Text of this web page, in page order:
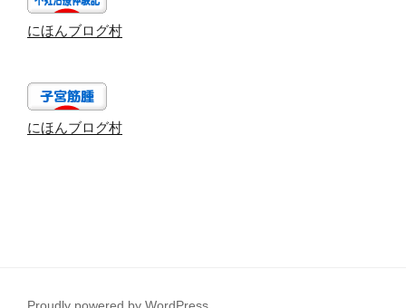
にほんブログ村
にほんブログ村